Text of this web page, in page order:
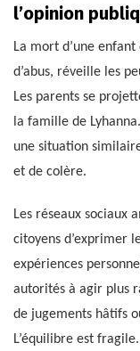
l’opinion
La mort d’une
d’abus, réveille les
Les parents se
la famille de
une situation
et de colère.
Les réseaux sociaux
citoyens d’exprimer
expériences
autorités à agir plus
de jugements hâtifs
L’équilibre est fragile.